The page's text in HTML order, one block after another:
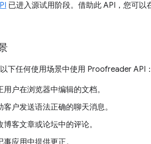
已进入源试用阶段。借助此 API，您可
下任何使用场景中使用 Proofreader API：
用户在浏览器中编辑的文档。
客户发送语法正确的聊天消息。
博客文章或论坛中的评论。
事应用中提供更正。